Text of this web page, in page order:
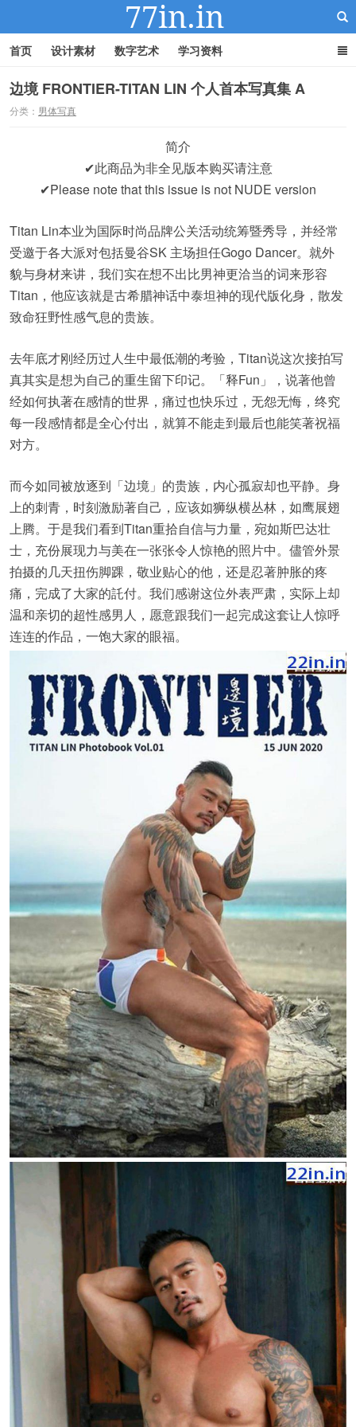
首页 设计素材 数字艺术 学习资料
边境 FRONTIER-TITAN LIN 个人首本写真集 A
分类： 男体写真
简介
✔此商品为非全见版本购买请注意
✔Please note that this issue is not NUDE version
Titan Lin本业为国际时尚品牌公关活动统筹暨秀导，并经常
受邀于各大派对包括曼谷SK 主场担任Gogo Dancer。就外
貌与身材来讲，我们实在想不出比男神更洽当的词来形容
Titan，他应该就是古希腊神话中泰坦神的现代版化身，散发
致命狂野性感气息的贵族。
去年底才刚经历过人生中最低潮的考验，Titan说这次接拍写
真其实是想为自己的重生留下印记。「释Fun」，说著他曾
经如何执著在感情的世界，痛过也快乐过，无怨无悔，终究
每一段感情都是全心付出，就算不能走到最后也能笑著祝福
对方。
而今如同被放逐到「边境」的贵族，内心孤寂却也平静。身
上的刺青，时刻激励著自己，应该如狮纵横丛林，如鹰展翅
上腾。于是我们看到Titan重拾自信与力量，宛如斯巴达壮
士，充份展现力与美在一张张令人惊艳的照片中。儘管外景
拍摄的几天扭伤脚踝，敬业贴心的他，还是忍著肿胀的疼
痛，完成了大家的託付。我们感谢这位外表严肃，实际上却
温和亲切的超性感男人，愿意跟我们一起完成这套让人惊呼
连连的作品，一饱大家的眼福。